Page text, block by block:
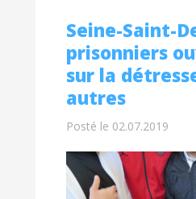
Seine-Saint-
prisonniers
sur la
autres
Posté le 02.07.2019